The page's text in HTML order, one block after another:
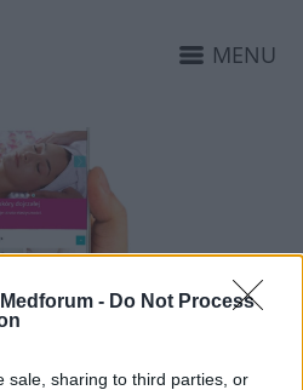
- Do Not Process
sale, sharing to third parties, or
MENU